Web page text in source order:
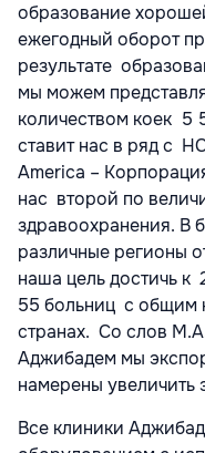
образование
ежегодный оборот
результате
мы можем
количеством коек 5
ставит нас в ряд с
America –
нас второй по
здравоохранения. В
различные регионы
наша цель достичь к
55 больниц с общим
странах. Со слов
Аджибадем мы
намерены увеличить
Все клиники